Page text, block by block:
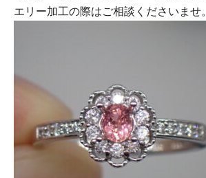
エリー加工の際はご相談くださいませ。